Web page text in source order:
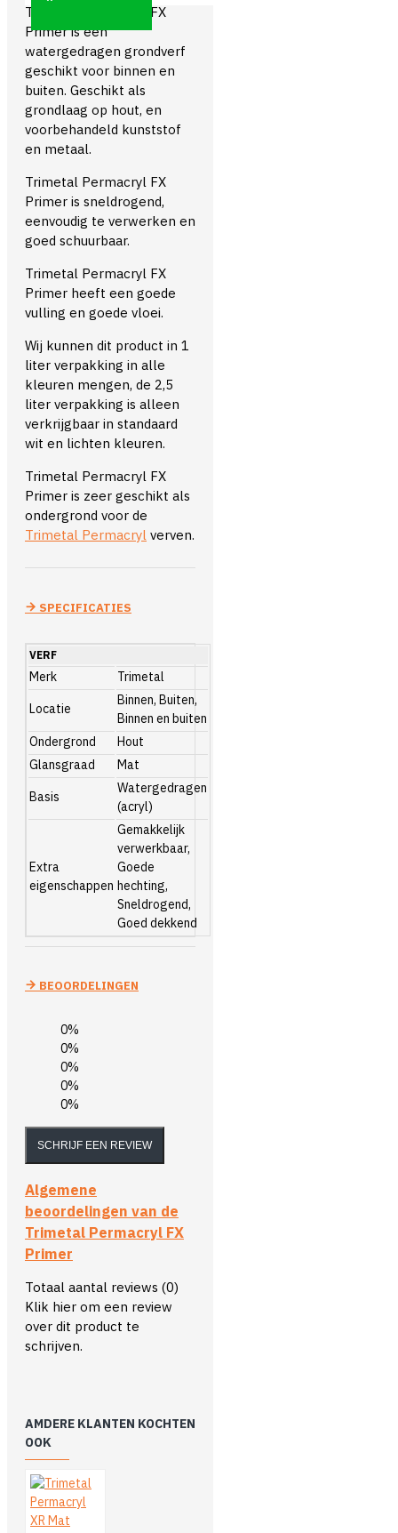
Trimetal Permacryl FX
Primer is een
watergedragen grondverf
geschikt voor binnen en
buiten. Geschikt als
grondlaag op hout, en
voorbehandeld kunststof
en metaal.
Trimetal Permacryl FX
Primer is sneldrogend,
eenvoudig te verwerken en
goed schuurbaar.
Trimetal Permacryl FX
Primer heeft een goede
vulling en goede vloei.
Wij kunnen dit product in 1
liter verpakking in alle
kleuren mengen, de 2,5
liter verpakking is alleen
verkrijgbaar in standaard
wit en lichten kleuren.
Trimetal Permacryl FX
Primer is zeer geschikt als
ondergrond voor de
Trimetal Permacryl verven.
SPECIFICATIES
VERF
Merk
Trimetal
Locatie
Binnen, Buiten,
Binnen en buiten
Ondergrond
Hout
Glansgraad
Mat
Basis
Watergedragen
(acryl)
Extra
eigenschappen
Gemakkelijk
verwerkbaar,
Goede
hechting,
Sneldrogend,
Goed dekkend
BEOORDELINGEN
0%
0%
0%
0%
0%
SCHRIJF EEN REVIEW
Algemene
beoordelingen van de
Trimetal Permacryl FX
Primer
Totaal aantal reviews (0)
Klik hier om een review
over dit product te
schrijven.
AMDERE KLANTEN KOCHTEN
OOK